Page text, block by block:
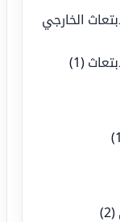
الخارجي
(1)
(2)